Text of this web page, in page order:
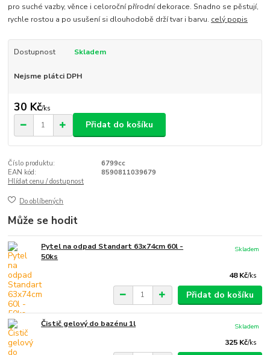
pro suché vazby, věnce i celoroční přírodní dekorace. Snadno se pěstují,
rychle rostou a po usušení si dlouhodobě drží tvar i barvu. celý popis
Dostupnost Skladem
Nejsme plátci DPH
30 Kč/ks
Přidat do košíku
Číslo produktu:
6799cc
EAN kód:
8590811039679
Hlídat cenu / dostupnost
Do oblíbených
Může se hodit
Pytel na odpad Standart 63x74cm 60l -
50ks
48 Kč/ks
Skladem
Přidat do košíku
Čistič gelový do bazénu 1l
325 Kč/ks
Skladem